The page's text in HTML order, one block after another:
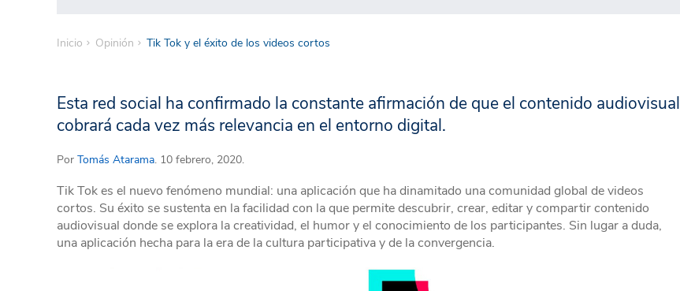
Inicio Opinión Tik Tok y el éxito de los videos cortos
Esta red social ha confirmado la constante afirmación de que el contenido audiovisual
cobrará cada vez más relevancia en el entorno digital.
Por Tomás Atarama. 10 febrero, 2020.
Tik Tok es el nuevo fenómeno mundial: una aplicación que ha dinamitado una comunidad global de videos
cortos. Su éxito se sustenta en la facilidad con la que permite descubrir, crear, editar y compartir contenido
audiovisual donde se explora la creatividad, el humor y el conocimiento de los participantes. Sin lugar a duda,
una aplicación hecha para la era de la cultura participativa y de la convergencia.